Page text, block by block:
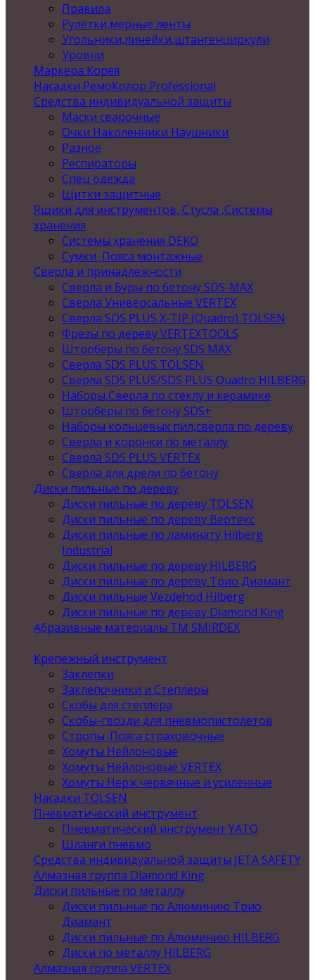
Правила
Рулетки,мерные ленты
Угольники,линейки,штангенциркули
Уровни
Маркера Корея
Насадки РемоКолор Professional
Средства индивидуальной защиты
Маски сварочные
Очки Наколенники Наушники
Разное
Респираторы
Спец одежда
Щитки защитные
Ящики для инструментов, Стусла ,Системы
хранения
Системы хранения DEKO
Сумки ,Пояса монтажные
Сверла и принадлежности
Сверла и Буры по бетону SDS-MAX
Сверла Универсальные VERTEX
Сверла SDS PLUS X-TIP (Quadro) TOLSEN
Фрезы по дереву VERTEXTOOLS
Штроберы по бетону SDS MAX
Сверла SDS PLUS TOLSEN
Сверла SDS PLUS/SDS PLUS Quadro HILBERG
Наборы,Сверла по стеклу и керамике
Штроберы по бетону SDS+
Наборы кольцевых пил,сверла по дереву
Сверла и коронки по металлу
Сверла SDS PLUS VERTEX
Сверла для дрели по бетону
Диски пильные по дереву
Диски пильные по дереву TOLSEN
Диски пильные по дереву Вертекс
Диски пильные по ламинату Hilberg
Industrial
Диски пильные по дереву HILBERG
Диски пильные по дереву Трио Диамант
Диски пильные Vezdehod Hilberg
Диски пильные по дереву Diamond King
Абразивные материалы ТМ SMIRDEX
Крепежный инструмент
Заклепки
Заклепочники и Степлеры
Скобы для степлера
Скобы-гвозди для пневмопистолетов
Стропы .Пояса страховочные
Хомуты Нейлоновые
Хомуты Нейлоновые VERTEX
Хомуты Нерж червячные и усиленные
Насадки TOLSEN
Пневматический инструмент
Пневматический инструмент YATO
Шланги пневмо
Средства индивидуальной защиты JETA SAFETY
Алмазная группа Diamond King
Диски пильные по металлу
Диски пильные по Алюминию Трио
Диамант
Диски пильные по Алюминию HILBERG
Диски по металлу HILBERG
Алмазная группа VERTEX